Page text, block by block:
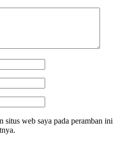
situs web saya pada peramban ini